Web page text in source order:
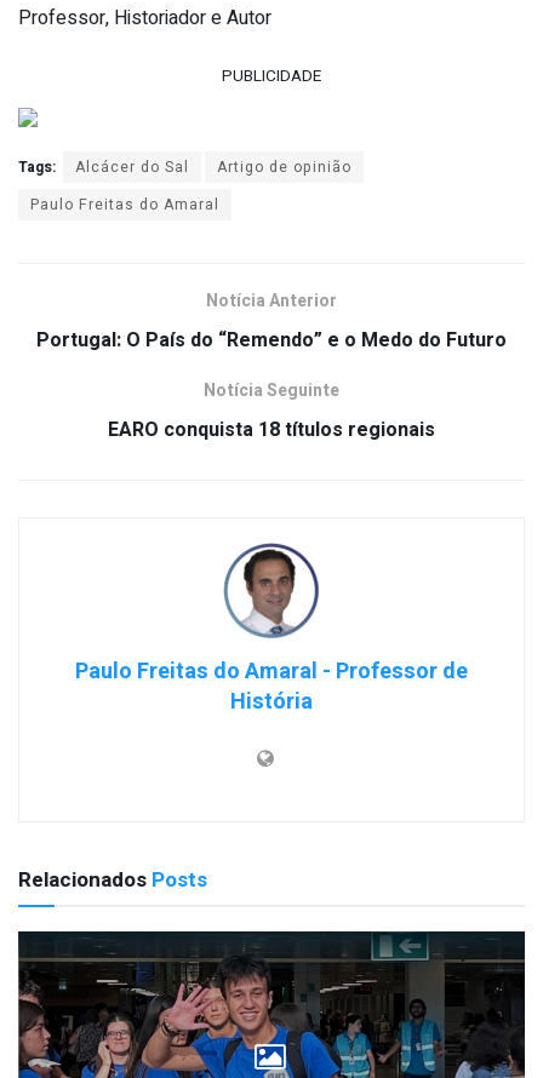
Professor, Historiador e Autor
PUBLICIDADE
Tags: Alcácer do Sal
Artigo de opinião
Paulo Freitas do Amaral
Notícia Anterior
Portugal: O País do “Remendo” e o Medo do Futuro
Notícia Seguinte
EARO conquista 18 títulos regionais
Paulo Freitas do Amaral - Professor de
História
Relacionados Posts